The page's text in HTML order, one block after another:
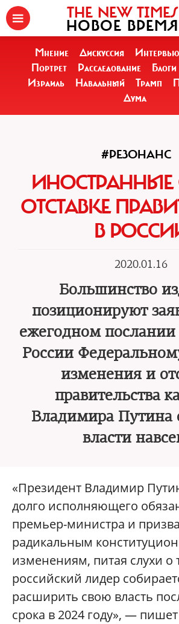
THE NEW TIMES
НОВОЕ ВРЕМЯ
Мнение Дискуссия Интервью
Портрет
Расследование Блоги
Израиль
Навальный Трамп
Дума
#РЕЗОНАНС
ОТСТАВКЕ
В
2020.01.16
Большинство
позиционируют
ежегодном послании
России
изменения и
правительства
Владимира Путина
власти
«Президент Владимир
долго исполняющего
премьер-министра и
радикальным
изменениям, питая слухи о
российский лидер
расширить свою власть
срока в 2024 году», — пишет